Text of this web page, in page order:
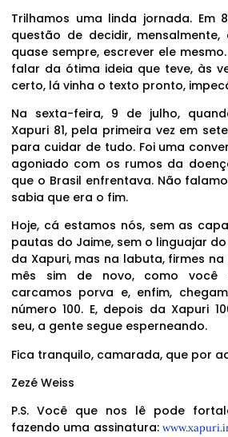
Trilhamos uma linda jornada. Em
questão de decidir,
quase sempre, escrever ele
falar da ótima ideia que teve, às
certo, lá vinha o texto pronto,
Na sexta-feira, 9 de julho,
Xapuri 81, pela primeira vez em
para cuidar de tudo. Foi uma
agoniado com os rumos da
que o Brasil enfrentava. Não
sabia que era o fim.
Hoje, cá estamos nós, sem as
pautas do Jaime, sem o linguajar
da Xapuri, mas na labuta, firmes na
mês sim de novo, como você
carcamos porva e, enfim,
número 100. E, depois da Xapuri
seu, a gente segue esperneando.
Fica tranquilo, camarada, que por
Zezé Weiss
P.S. Você que nos lê pode
fazendo uma assinatura: